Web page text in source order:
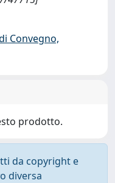
Convegno,
prodotto.
da copyright e
diversa